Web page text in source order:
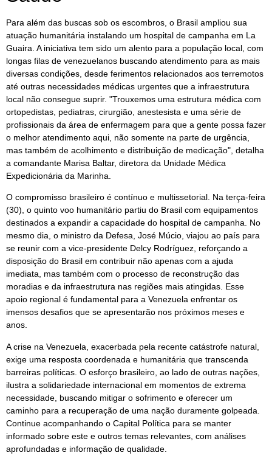
Para além das buscas sob os escombros, o Brasil ampliou sua
atuação humanitária instalando um hospital de campanha em La
Guaira. A iniciativa tem sido um alento para a população local, com
longas filas de venezuelanos buscando atendimento para as mais
diversas condições, desde ferimentos relacionados aos terremotos
até outras necessidades médicas urgentes que a infraestrutura
local não consegue suprir. "Trouxemos uma estrutura médica com
ortopedistas, pediatras, cirurgião, anestesista e uma série de
profissionais da área de enfermagem para que a gente possa fazer
o melhor atendimento aqui, não somente na parte de urgência,
mas também de acolhimento e distribuição de medicação", detalha
a comandante Marisa Baltar, diretora da Unidade Médica
Expedicionária da Marinha.
O compromisso brasileiro é contínuo e multissetorial. Na terça-feira
(30), o quinto voo humanitário partiu do Brasil com equipamentos
destinados a expandir a capacidade do hospital de campanha. No
mesmo dia, o ministro da Defesa, José Múcio, viajou ao país para
se reunir com a vice-presidente Delcy Rodríguez, reforçando a
disposição do Brasil em contribuir não apenas com a ajuda
imediata, mas também com o processo de reconstrução das
moradias e da infraestrutura nas regiões mais atingidas. Esse
apoio regional é fundamental para a Venezuela enfrentar os
imensos desafios que se apresentarão nos próximos meses e
anos.
A crise na Venezuela, exacerbada pela recente catástrofe natural,
exige uma resposta coordenada e humanitária que transcenda
barreiras políticas. O esforço brasileiro, ao lado de outras nações,
ilustra a solidariedade internacional em momentos de extrema
necessidade, buscando mitigar o sofrimento e oferecer um
caminho para a recuperação de uma nação duramente golpeada.
Continue acompanhando o Capital Política para se manter
informado sobre este e outros temas relevantes, com análises
aprofundadas e informação de qualidade.